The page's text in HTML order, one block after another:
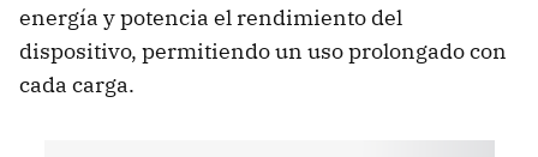
energía y potencia el rendimiento del
dispositivo, permitiendo un uso prolongado con
cada carga.